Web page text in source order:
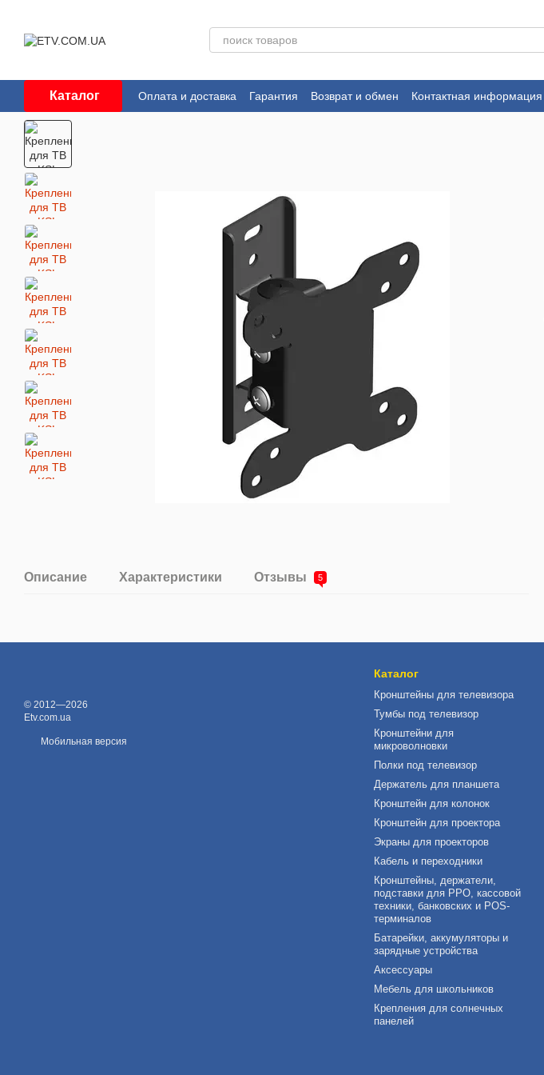
Каталог Оплата и доставка Гарантия Возврат и обмен Контактная информация
Пользовательское соглашение
Описание Характеристики Отзывы 5
© 2012—2026
Etv.com.ua
Мобильная версия
Каталог
Кронштейны для телевизора
Тумбы под телевизор
Кронштейни для
микроволновки
Полки под телевизор
Держатель для планшета
Кронштейн для колонок
Кронштейн для проектора
Экраны для проекторов
Кабель и переходники
Кронштейны, держатели,
подставки для РРО, кассовой
техники, банковских и POS-
терминалов
Батарейки, аккумуляторы и
зарядные устройства
Аксессуары
Мебель для школьников
Крепления для солнечных
панелей